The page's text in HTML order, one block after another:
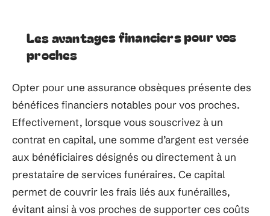
Les avantages financiers pour vos
proches
Opter pour une assurance obsèques présente des
bénéfices financiers notables pour vos proches.
Effectivement, lorsque vous souscrivez à un
contrat en capital, une somme d’argent est versée
aux bénéficiaires désignés ou directement à un
prestataire de services funéraires. Ce capital
permet de couvrir les frais liés aux funérailles,
évitant ainsi à vos proches de supporter ces coûts